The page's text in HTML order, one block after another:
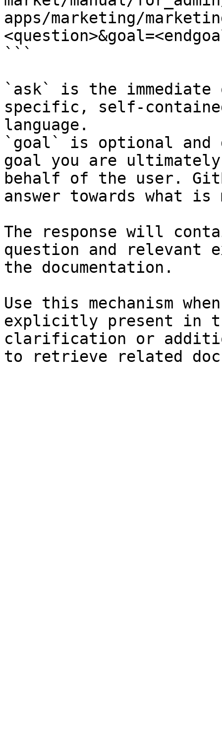
apps/marketing/
```
`ask` is the
specific, self-
language.
`goal` is optional and
goal you are
behalf of the user.
answer towards what
The response will
question and relevant
the documentation.
Use this mechanism
explicitly present in
clarification or